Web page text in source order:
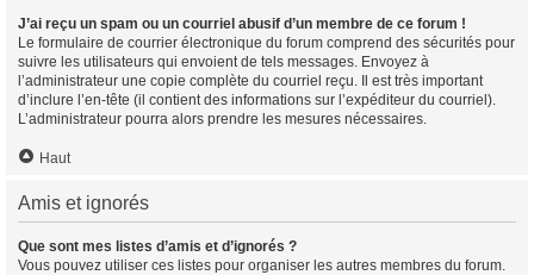
J’ai reçu un spam ou un courriel abusif d’un membre de ce forum !
Le formulaire de courrier électronique du forum comprend des sécurités pour
suivre les utilisateurs qui envoient de tels messages. Envoyez à
l’administrateur une copie complète du courriel reçu. Il est très important
d’inclure l’en-tête (il contient des informations sur l’expéditeur du courriel).
L’administrateur pourra alors prendre les mesures nécessaires.
Haut
Amis et ignorés
Que sont mes listes d’amis et d’ignorés ?
Vous pouvez utiliser ces listes pour organiser les autres membres du forum.